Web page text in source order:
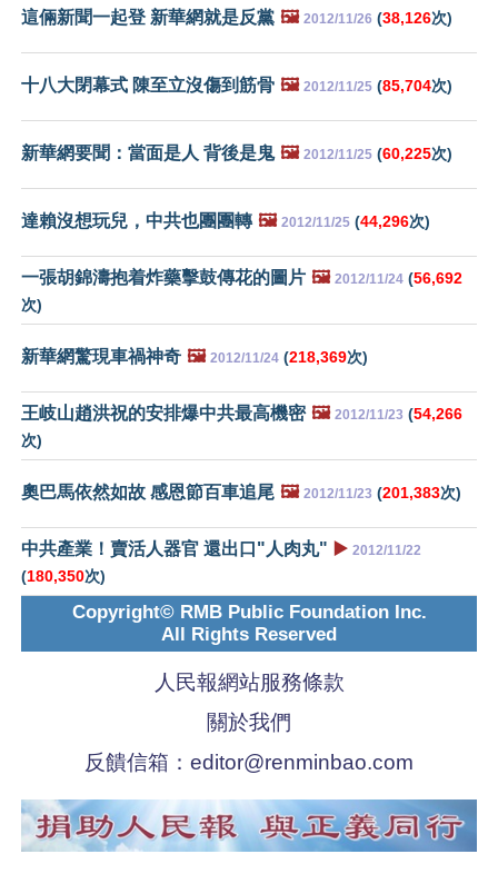
這倆新聞一起登 新華網就是反黨 🖼️ 2012/11/26 (38,126次)
十八大閉幕式 陳至立沒傷到筋骨 🖼️ 2012/11/25 (85,704次)
新華網要聞：當面是人 背後是鬼 🖼️ 2012/11/25 (60,225次)
達賴沒想玩兒，中共也團團轉 🖼️ 2012/11/25 (44,296次)
一張胡錦濤抱着炸藥擊鼓傳花的圖片 🖼️ 2012/11/24 (56,692
次)
新華網驚現車禍神奇 🖼️ 2012/11/24 (218,369次)
王岐山趙洪祝的安排爆中共最高機密 🖼️ 2012/11/23 (54,266
次)
奧巴馬依然如故 感恩節百車追尾 🖼️ 2012/11/23 (201,383次)
中共產業！賣活人器官 還出口"人肉丸" ▶️ 2012/11/22
(180,350次)
Copyright© RMB Public Foundation Inc.
All Rights Reserved
人民報網站服務條款
關於我們
反饋信箱： editor@renminbao.com